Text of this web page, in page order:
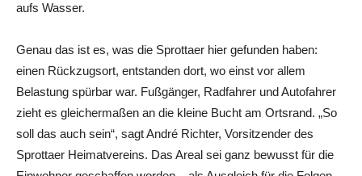
aufs Wasser.
Genau das ist es, was die Sprottaer hier gefunden haben:
einen Rückzugsort, entstanden dort, wo einst vor allem
Belastung spürbar war. Fußgänger, Radfahrer und Autofahrer
zieht es gleichermaßen an die kleine Bucht am Ortsrand. „So
soll das auch sein“, sagt André Richter, Vorsitzender des
Sprottaer Heimatvereins. Das Areal sei ganz bewusst für die